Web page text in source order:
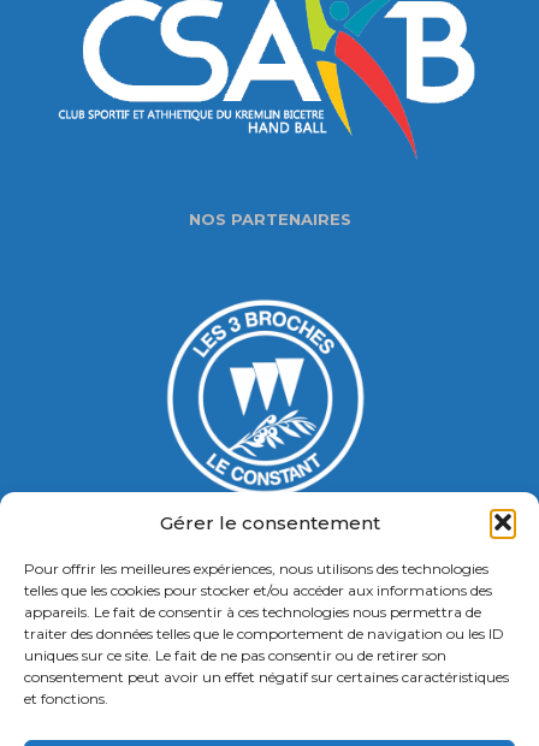
Gérer le consentement
Pour offrir les meilleures expériences, nous utilisons des technologies
telles que les cookies pour stocker et/ou accéder aux informations des
appareils. Le fait de consentir à ces technologies nous permettra de
traiter des données telles que le comportement de navigation ou les ID
uniques sur ce site. Le fait de ne pas consentir ou de retirer son
consentement peut avoir un effet négatif sur certaines caractéristiques
et fonctions.
NOS PARTENAIRES
Gymnase Jacques Ducasse
5 Bd Chastenet de Géry
Contact : 01 46 58 49 88